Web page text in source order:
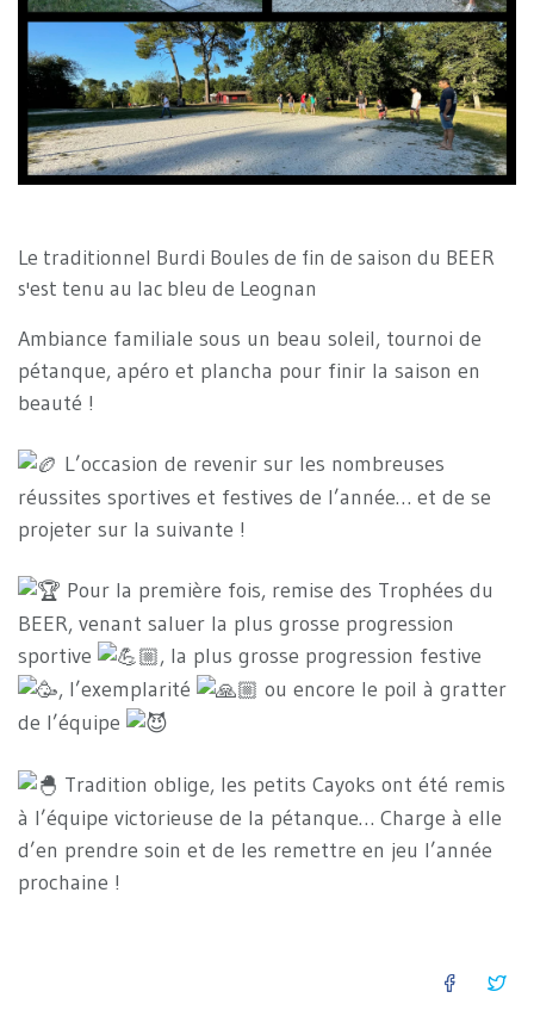
Le traditionnel Burdi Boules de fin de saison du BEER
s'est tenu au lac bleu de Leognan
Ambiance familiale sous un beau soleil, tournoi de
pétanque, apéro et plancha pour finir la saison en
beauté !
L’occasion de revenir sur les nombreuses
réussites sportives et festives de l’année… et de se
projeter sur la suivante !
Pour la première fois, remise des Trophées du
BEER, venant saluer la plus grosse progression
sportive
, la plus grosse progression festive
, l’exemplarité
ou encore le poil à gratter
de l’équipe
Tradition oblige, les petits Cayoks ont été remis
à l’équipe victorieuse de la pétanque… Charge à elle
d’en prendre soin et de les remettre en jeu l’année
prochaine !